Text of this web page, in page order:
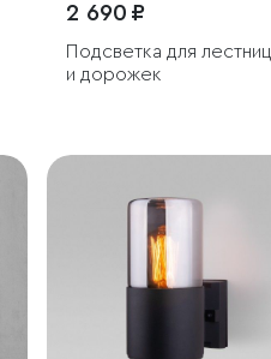
2 690 ₽
Подсветка для лестниц
и дорожек